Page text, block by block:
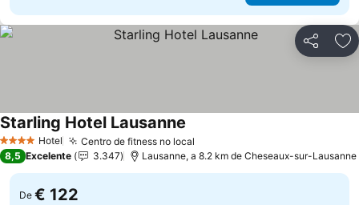
Partilhar
4 EstrelasHotel Centro de fitness no local
Starling Hotel Lausanne
8,5 Excelente 3.347 Lausanne, a 8.2 km de Cheseaux-sur-Lausanne
De € 122